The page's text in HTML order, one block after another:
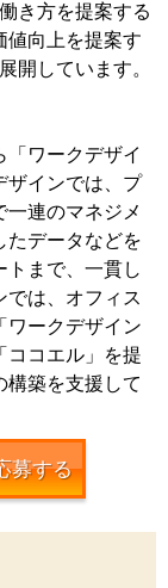
き方を提案する
値向上を提案す
開しています。
ワークデザイ
ザインでは、プ
連のマネジメ
たデータなどを
トまで、一貫し
では、オフィス
ワークデザイン
ココエル」を提
構築を支援して
募する